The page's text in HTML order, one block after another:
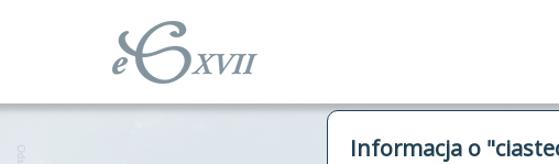
Informacja o